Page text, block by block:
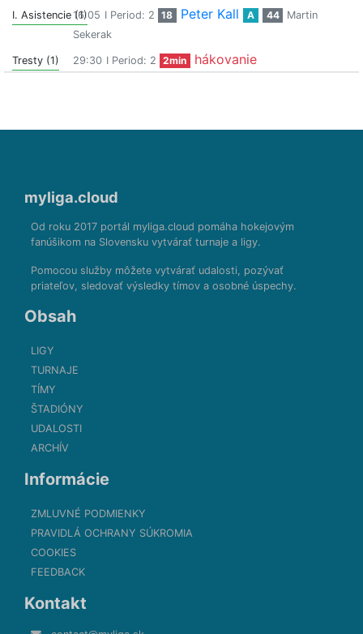
I. Asistencie (1)16:05 I Period: 2 18 Peter Kall A 44
Martin
Sekerak
Tresty (1) 29:30 I Period: 2 2min hákovanie
myliga.cloud
Od roku 2017 portál myliga.cloud pomáha hokejovým
fanúšikom na Slovensku vytvárať turnaje a ligy.
Pomocou služby môžete vytvárať udalosti, pozývať
priateľov, sledovať výsledky tímov a osobné úspechy.
Obsah
LIGY
TURNAJE
TÍMY
ŠTADIÓNY
UDALOSTI
ARCHÍV
Informácie
ZMLUVNÉ PODMIENKY
PRAVIDLÁ OCHRANY SÚKROMIA
COOKIES
FEEDBACK
Kontakt